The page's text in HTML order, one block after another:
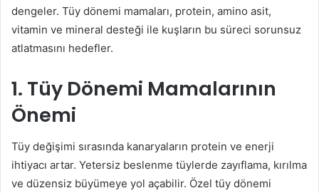
dengeler. Tüy dönemi mamaları, protein, amino asit,
vitamin ve mineral desteği ile kuşların bu süreci sorunsuz
atlatmasını hedefler.
1. Tüy Dönemi Mamalarının
Önemi
Tüy değişimi sırasında kanaryaların protein ve enerji
ihtiyacı artar. Yetersiz beslenme tüylerde zayıflama, kırılma
ve düzensiz büyümeye yol açabilir. Özel tüy dönemi